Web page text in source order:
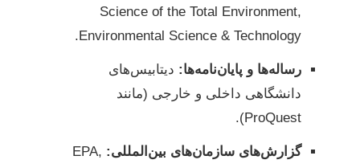
Science of the Total Environment,
Environmental Science & Technology.
رساله‌ها و پایان‌نامه‌ها: دیتابیس‌های
دانشگاهی داخلی و خارجی (مانند
ProQuest).
گزارش‌های سازمان‌های بین‌المللی: EPA,